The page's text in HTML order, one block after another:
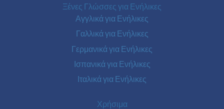
Ξένες Γλώσσες για Ενήλικες
Αγγλικά για Ενήλικες
Γαλλικά για Ενήλικες
Γερμανικά για Ενήλικες
Ισπανικά για Ενήλικες
Ιταλικά για Ενήλικες
Χρήσιμα